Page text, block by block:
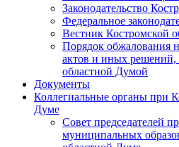
Законодательство
Федеральное
Вестник Костромской
Порядок обжалования
актов и иных решений,
областной Думой
Документы
Коллегиальные органы при
Думе
Совет председателей
муниципальных